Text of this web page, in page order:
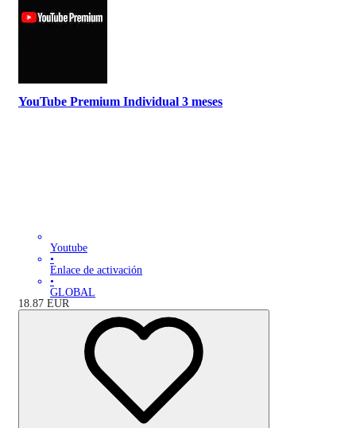
YouTube Premium Individual 3 meses
Youtube
•
Enlace de activación
•
GLOBAL
18.87 EUR